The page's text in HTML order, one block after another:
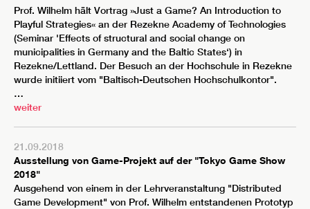
Prof. Wilhelm hält Vortrag »Just a Game? An Introduction to
Playful Strategies« an der Rezekne Academy of Technologies
(Seminar 'Effects of structural and social change on
municipalities in Germany and the Baltic States‘) in
Rezekne/Lettland. Der Besuch an der Hochschule in Rezekne
wurde initiiert vom "Baltisch-Deutschen Hochschulkontor".
…
weiter
21.09.2018
Ausstellung von Game-Projekt auf der "Tokyo Game Show
2018"
Ausgehend von einem in der Lehrveranstaltung "Distributed
Game Development" von Prof. Wilhelm entstandenen Prototyp